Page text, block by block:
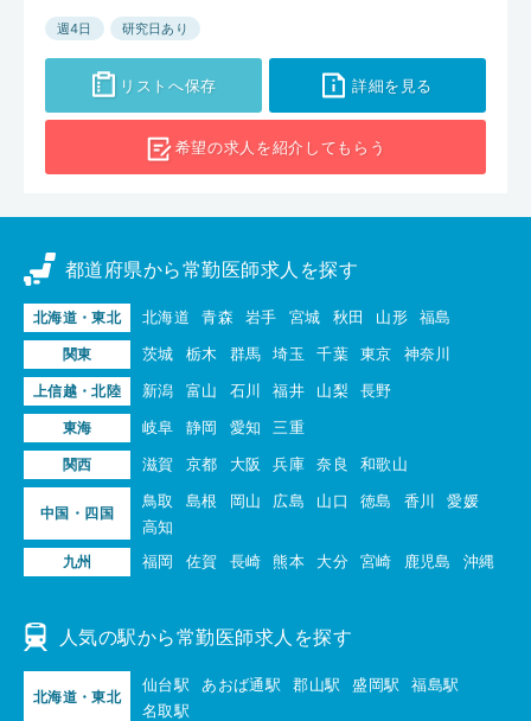
週4日 研究日あり
リストへ保存 詳細を見る
希望の求人を紹介してもらう
都道府県から常勤医師求人を探す
北海道・東北 北海道 青森 岩手 宮城 秋田 山形 福島
関東 茨城 栃木 群馬 埼玉 千葉 東京 神奈川
上信越・北陸 新潟 富山 石川 福井 山梨 長野
東海 岐阜 静岡 愛知 三重
関西 滋賀 京都 大阪 兵庫 奈良 和歌山
中国・四国
鳥取 島根 岡山 広島 山口 徳島 香川
愛媛
高知
九州 福岡 佐賀 長崎 熊本 大分 宮崎 鹿児島 沖縄
人気の駅から常勤医師求人を探す
北海道・東北
仙台駅 あおば通駅 郡山駅 盛岡駅
福島駅
名取駅